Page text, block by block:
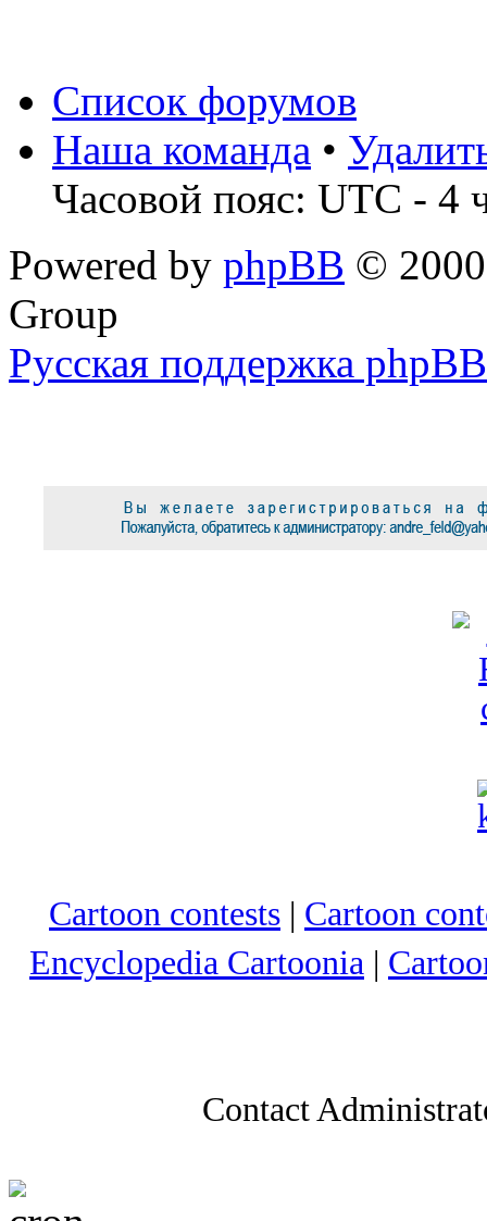
Список форумов
Наша команда •
Часовой пояс: UTC - 4
Powered by phpBB ©
Group
Русская поддержка phpBB
Cartoon contests | Cartoon
Encyclopedia Cartoonia |
Contact